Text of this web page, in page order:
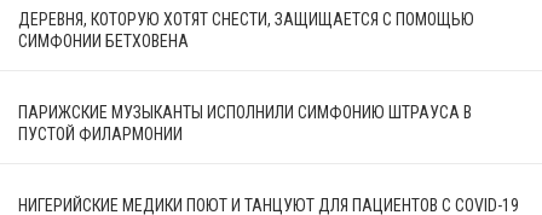
ДЕРЕВНЯ, КОТОРУЮ ХОТЯТ СНЕСТИ, ЗАЩИЩАЕТСЯ С ПОМОЩЬЮ
СИМФОНИИ БЕТХОВЕНА
ПАРИЖСКИЕ МУЗЫКАНТЫ ИСПОЛНИЛИ СИМФОНИЮ ШТРАУСА В
ПУСТОЙ ФИЛАРМОНИИ
НИГЕРИЙСКИЕ МЕДИКИ ПОЮТ И ТАНЦУЮТ ДЛЯ ПАЦИЕНТОВ С COVID-19